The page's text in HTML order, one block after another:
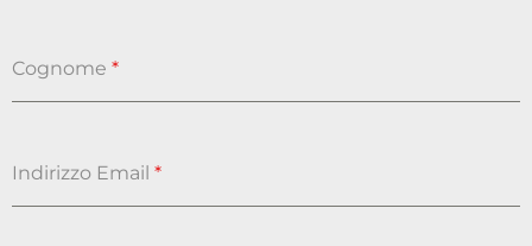
Cognome *
Indirizzo Email *